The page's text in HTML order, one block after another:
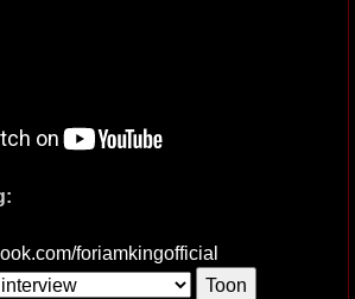
foriamkingofficial